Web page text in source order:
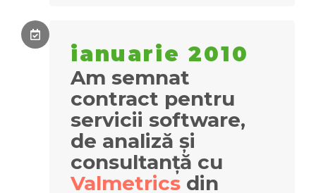
ianuarie 2010
Am semnat
contract pentru
servicii software,
de analiză și
consultanță cu
Valmetrics din